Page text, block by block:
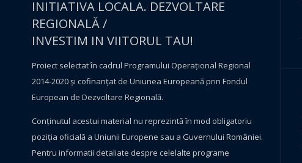
INITIATIVA LOCALA. DEZVOLTARE
REGIONALĂ /
INVESTIM IN VIITORUL TAU!
Proiect selectat în cadrul Programului Operațional Regional
2014-2020 și cofinanțat de Uniunea Europeană prin Fondul
European de Dezvoltare Regională.
Conţinutul acestui material nu reprezintă în mod obligatoriu
poziţia oficială a Uniunii Europene sau a Guvernului României.
Pentru informatii detaliate despre celelalte programe